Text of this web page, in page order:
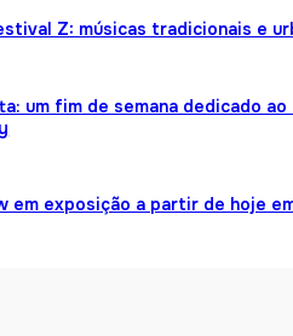
Z: músicas tradicionais e
um fim de semana dedicado ao
em exposição a partir de hoje